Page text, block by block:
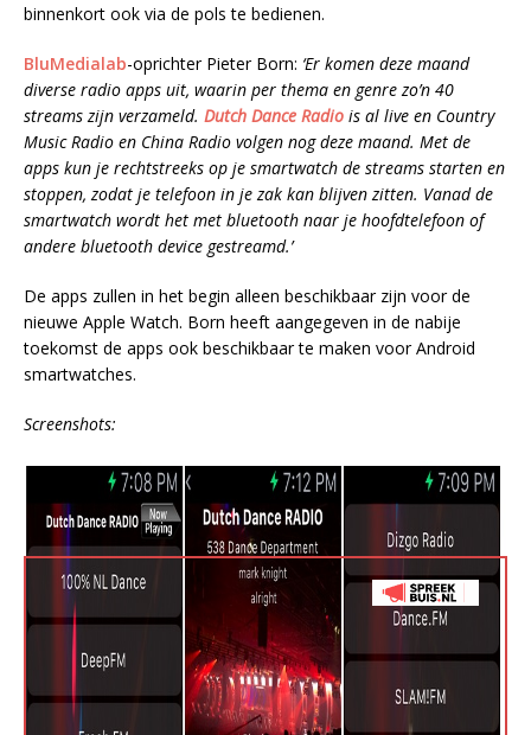
binnenkort ook via de pols te bedienen.
BluMedialab-oprichter Pieter Born: ‘Er komen deze maand
diverse radio apps uit, waarin per thema en genre zo’n 40
streams zijn verzameld. Dutch Dance Radio is al live en Country
Music Radio en China Radio volgen nog deze maand. Met de
apps kun je rechtstreeks op je smartwatch de streams starten en
stoppen, zodat je telefoon in je zak kan blijven zitten. Vanad de
smartwatch wordt het met bluetooth naar je hoofdtelefoon of
andere bluetooth device gestreamd.’
De apps zullen in het begin alleen beschikbaar zijn voor de
nieuwe Apple Watch. Born heeft aangegeven in de nabije
toekomst de apps ook beschikbaar te maken voor Android
smartwatches.
Screenshots: